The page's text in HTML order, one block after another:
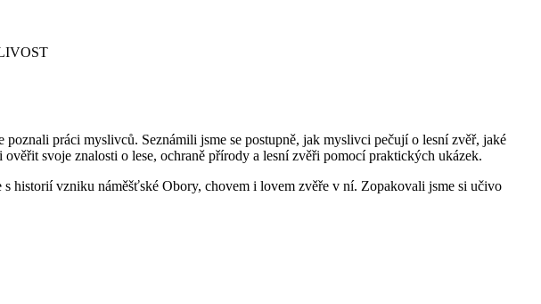
práci myslivců. Seznámili jsme se postupně, jak myslivci pečují o lesní zvěř, jaké
svoje znalosti o lese, ochraně přírody a lesní zvěři pomocí praktických ukázek.
historií vzniku náměšťské Obory, chovem i lovem zvěře v ní. Zopakovali jsme si učivo